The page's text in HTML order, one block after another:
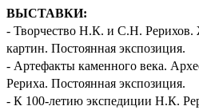
ВЫСТАВКИ:
- Творчество Н.К. и С.Н. Рерихов.
картин. Постоянная экспозиция.
- Артефакты каменного века.
Рериха. Постоянная экспозиция.
- К 100-летию экспедиции Н.К.